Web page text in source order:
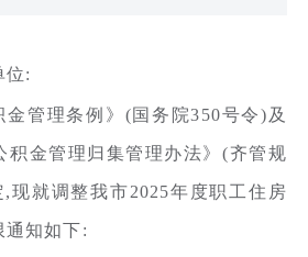
位:
金管理条例》(国务院350号令)及
积金管理归集管理办法》(齐管规
现就调整我市2025年度职工住房
通知如下: